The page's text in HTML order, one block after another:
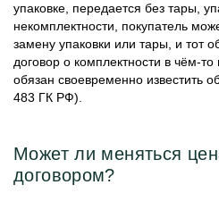
упаковке, передается без тары,
некомплектности, покупатель
замену упаковки или тары, и тот
договор о комплектности в чём-
обязан своевременно известить
483 ГК РФ).
Может ли меняться
договором?